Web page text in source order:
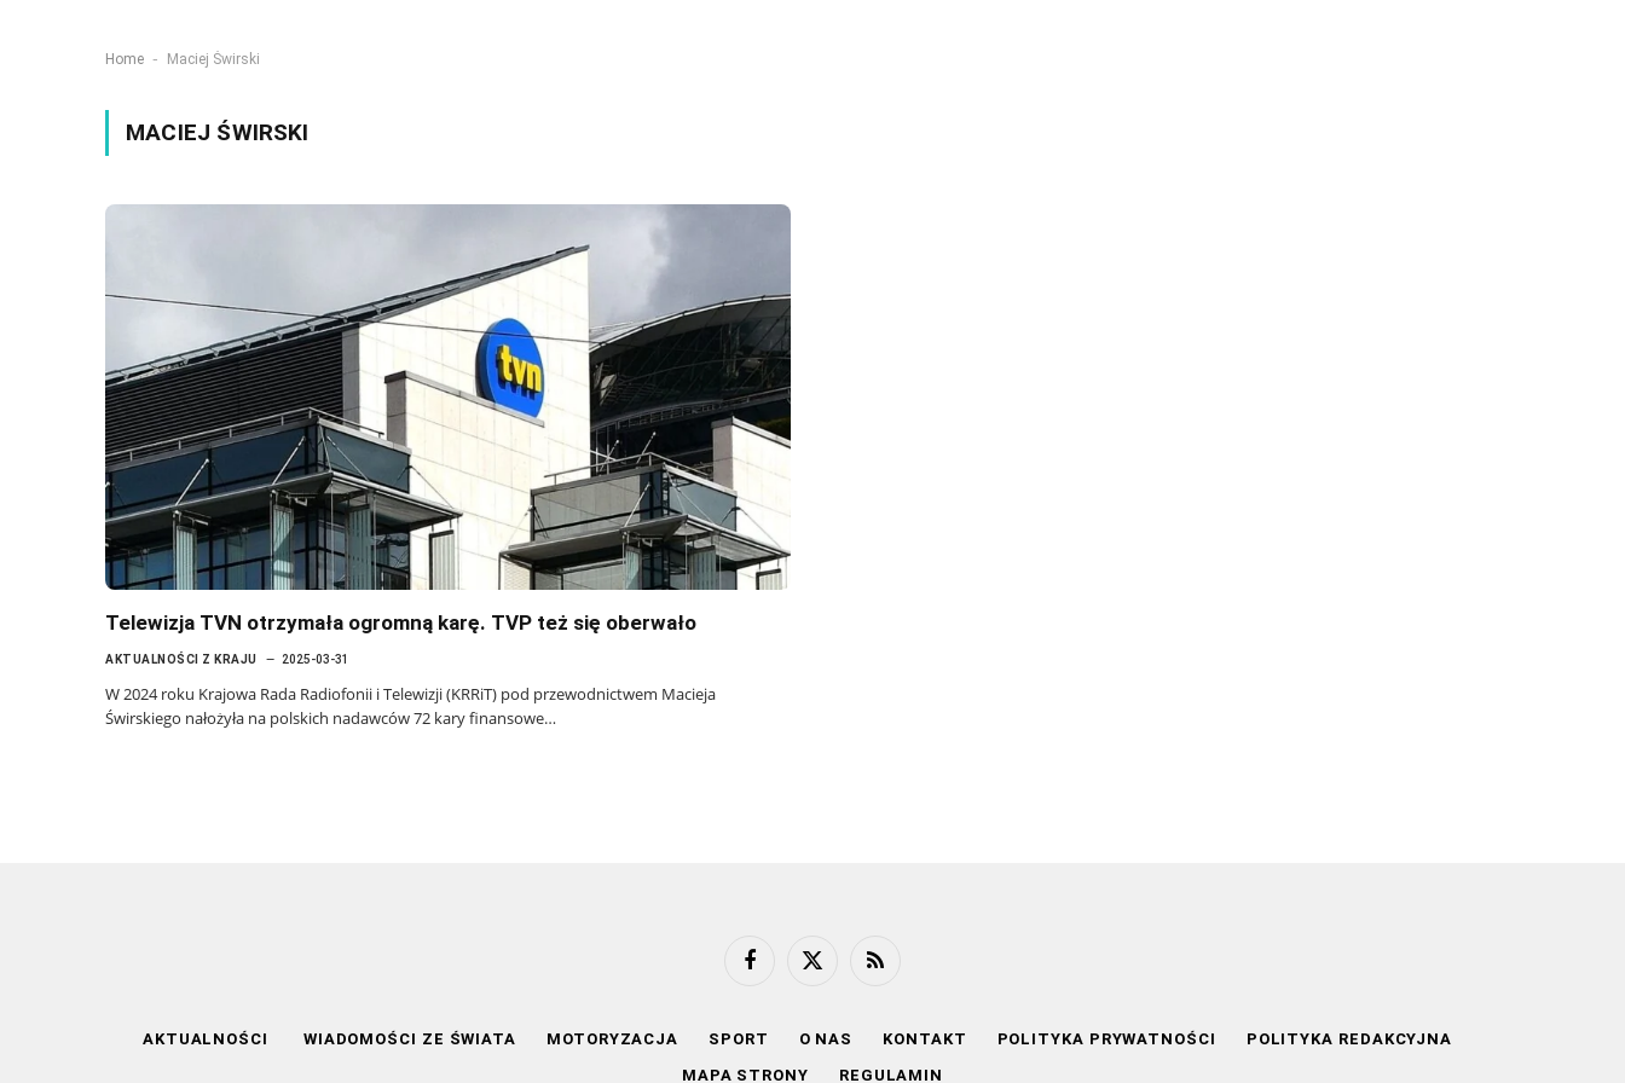
Home - Maciej Świrski
MACIEJ ŚWIRSKI
Telewizja TVN otrzymała ogromną karę. TVP też się oberwało
AKTUALNOŚCI Z KRAJU 2025-03-31
W 2024 roku Krajowa Rada Radiofonii i Telewizji (KRRiT) pod przewodnictwem Macieja
Świrskiego nałożyła na polskich nadawców 72 kary finansowe…
FacebookX
RSS
AKTUALNOŚCI WIADOMOŚCI ZE ŚWIATA MOTORYZACJA SPORT O NAS KONTAKT POLITYKA PRYWATNOŚCI
POLITYKA REDAKCYJNA
MAPA STRONY
REGULAMIN